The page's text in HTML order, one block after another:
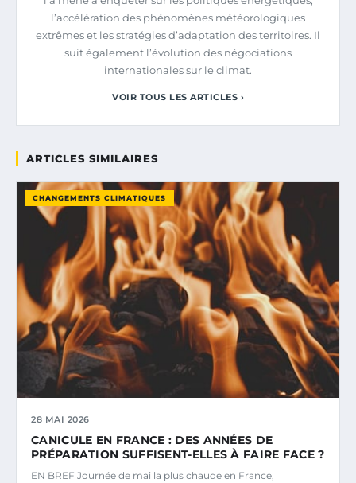
l’accélération des phénomènes météorologiques
extrêmes et les stratégies d’adaptation des territoires. Il
suit également l’évolution des négociations
internationales sur le climat.
VOIR TOUS LES ARTICLES ›
ARTICLES SIMILAIRES
CHANGEMENTS CLIMATIQUES
28 MAI 2026
CANICULE EN FRANCE : DES ANNÉES DE
PRÉPARATION SUFFISENT-ELLES À FAIRE FACE ?
EN BREF Journée de mai la plus chaude en France,